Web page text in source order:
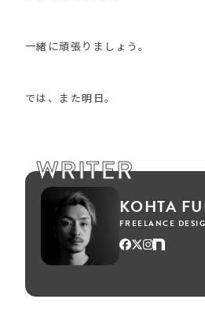
一緒に頑張りましょう。
では、また明日。
WRITER
KOHTA
FREELANCE